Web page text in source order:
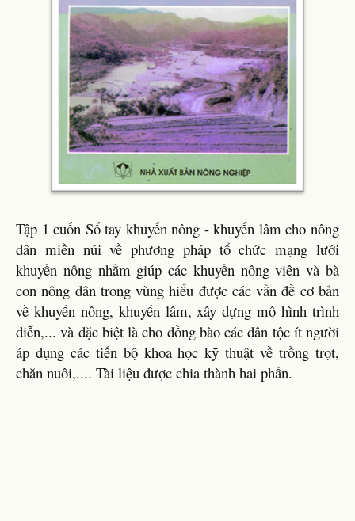
Tập 1 cuốn Sổ tay khuyến nông - khuyến lâm cho nông
dân miền núi về phương pháp tổ chức mạng lưới
khuyến nông nhằm giúp các khuyến nông viên và bà
con nông dân trong vùng hiểu được các vần đề cơ bản
về khuyến nông, khuyến lâm, xây dựng mô hình trình
diễn,... và đặc biệt là cho đồng bào các dân tộc ít người
áp dụng các tiến bộ khoa học kỹ thuật về trồng trọt,
chăn nuôi,.... Tài liệu được chia thành hai phần.